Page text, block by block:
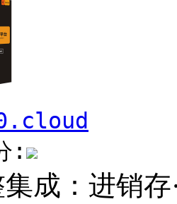
:
成：进销